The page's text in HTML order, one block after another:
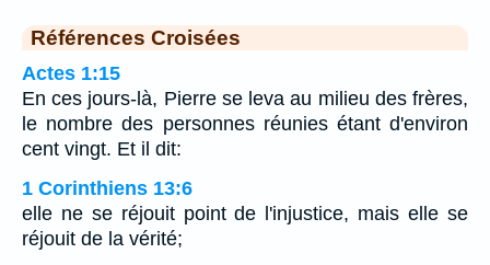
Références Croisées
Actes 1:15
En ces jours-là, Pierre se leva au milieu des frères,
le nombre des personnes réunies étant d'environ
cent vingt. Et il dit:
1 Corinthiens 13:6
elle ne se réjouit point de l'injustice, mais elle se
réjouit de la vérité;